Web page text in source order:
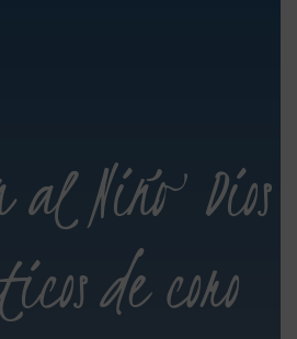
al Niño Dios
de coro